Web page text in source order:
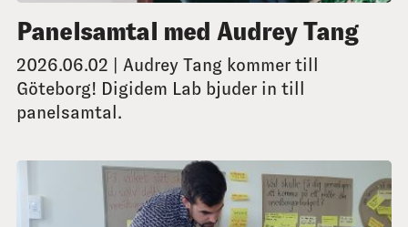
Panelsamtal med Audrey Tang
2026.06.02 | Audrey Tang kommer till
Göteborg! Digidem Lab bjuder in till
panelsamtal.